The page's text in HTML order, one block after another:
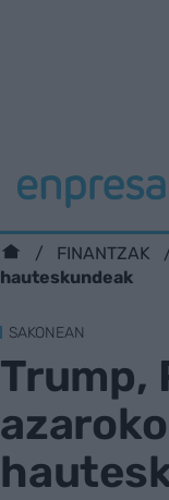
FINANTZAK
hauteskundeak
SAKONEAN
Trump,
azaroko